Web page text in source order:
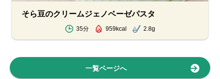
そら豆のクリームジェノベーゼパスタ
35分 959kcal 2.8g
一覧ページへ